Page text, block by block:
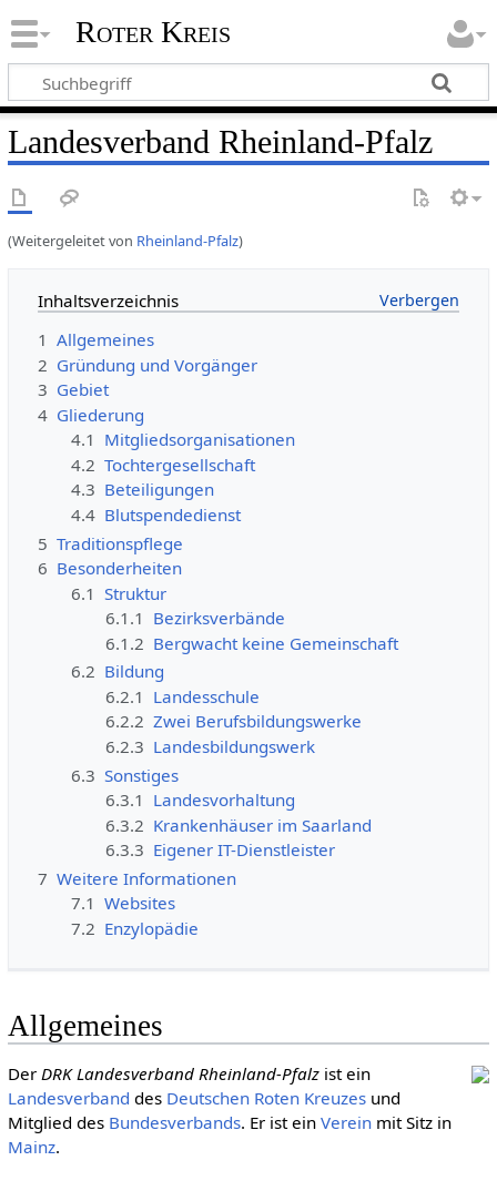
Roter Kreis
Landesverband Rheinland-Pfalz
(Weitergeleitet von Rheinland-Pfalz)
Inhaltsverzeichnis
1 Allgemeines
2 Gründung und Vorgänger
3 Gebiet
4 Gliederung
4.1 Mitgliedsorganisationen
4.2 Tochtergesellschaft
4.3 Beteiligungen
4.4 Blutspendedienst
5 Traditionspflege
6 Besonderheiten
6.1 Struktur
6.1.1 Bezirksverbände
6.1.2 Bergwacht keine Gemeinschaft
6.2 Bildung
6.2.1 Landesschule
6.2.2 Zwei Berufsbildungswerke
6.2.3 Landesbildungswerk
6.3 Sonstiges
6.3.1 Landesvorhaltung
6.3.2 Krankenhäuser im Saarland
6.3.3 Eigener IT-Dienstleister
7 Weitere Informationen
7.1 Websites
7.2 Enzylopädie
Allgemeines
Der DRK Landesverband Rheinland-Pfalzist ein
Landesverband des Deut­schen Roten Kreu­zesund
Mitglied des Bundesverbands. Er ist ein Vereinmit Sitz in
Mainz.